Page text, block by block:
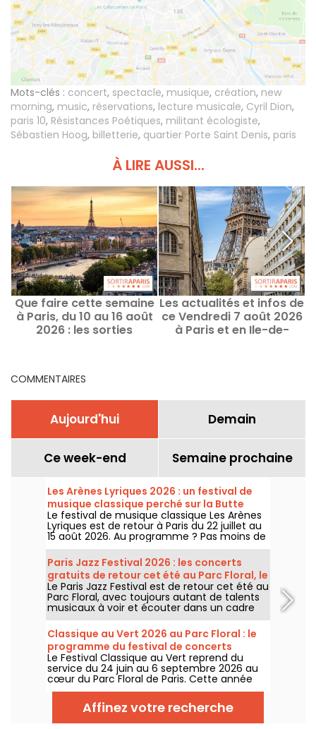
Mots-clés : concert, spectacle, musique, création, new
morning, music, réservations, lecture musicale, Cyril Dion,
paris 10, Résistances Poétiques, militant écologiste,
Sébastien Hoog, billetterie, quartier Porte Saint Denis, paris
À LIRE AUSSI...
Que faire cette semaine
à Paris, du 10 au 16 août
2026 : les sorties
Les actualités et infos de
ce Vendredi 7 août 2026
à Paris et en Ile-de-
COMMENTAIRES
Aujourd'hui Demain
Ce week-end Semaine prochaine
Les Arènes Lyriques 2026 : un festival de
musique classique perché sur la Butte
Montmartre
Le festival de musique classique Les Arènes
Lyriques est de retour à Paris du 22 juillet au
15 août 2026. Au programme ? Pas moins de
16 concerts donnés au sein des Arènes de
Montmartre, un cadre idyllique pour écouter
les grands classiques.
Paris Jazz Festival 2026 : les concerts
gratuits de retour cet été au Parc Floral, le
programme
Le Paris Jazz Festival est de retour cet été au
Parc Floral, avec toujours autant de talents
musicaux à voir et écouter dans un cadre
bucolique. Voici le programme des concerts
gratuits à découvrir du 24 juin au 6
septembre 2026 !
Classique au Vert 2026 au Parc Floral : le
programme du festival de concerts
gratuits
Le Festival Classique au Vert reprend du
service du 24 juin au 6 septembre 2026 au
cœur du Parc Floral de Paris. Cette année
encore, Classique au Vert invite les
mélomanes et les néophytes à prendre du
bon tempo et du beau temps auprès
d’artistes reconnus et en devenir.
Affinez votre recherche